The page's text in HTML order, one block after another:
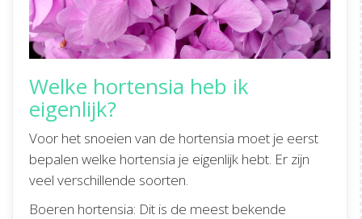
Welke hortensia heb ik
eigenlijk?
Voor het snoeien van de hortensia moet je eerst
bepalen welke hortensia je eigenlijk hebt. Er zijn
veel verschillende soorten.
Boeren hortensia: Dit is de meest bekende